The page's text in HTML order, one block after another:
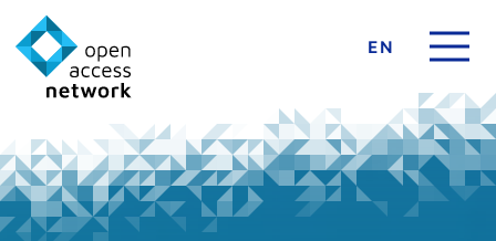
EN